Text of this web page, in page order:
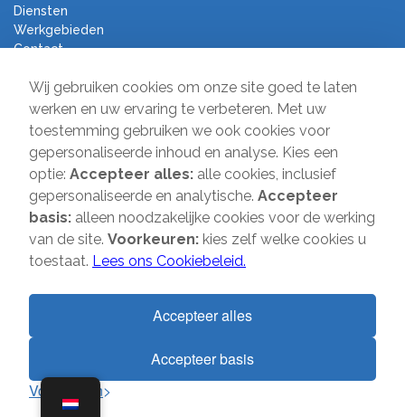
Wij gebruiken cookies om onze site goed te laten
werken en uw ervaring te verbeteren. Met uw
toestemming gebruiken we ook cookies voor
gepersonaliseerde inhoud en analyse. Kies een
optie: Accepteer alles: alle cookies, inclusief
gepersonaliseerde en analytische. Accepteer
basis: alleen noodzakelijke cookies voor de werking
van de site. Voorkeuren: kies zelf welke cookies u
toestaat. Lees ons Cookiebeleid.
Accepteer alles
Accepteer basis
Voorkeuren
Diensten
Werkgebieden
Contact
Verhuisbedrijf Direct
Sir Winston Churchilllaan 231
2282 JR Rijswijk
085-2013 070
info@verhuisbedrijfdirect.nl
Copyright © 2026 | Verhuisbedrijf Direct | Alle rechten voorbehouden.